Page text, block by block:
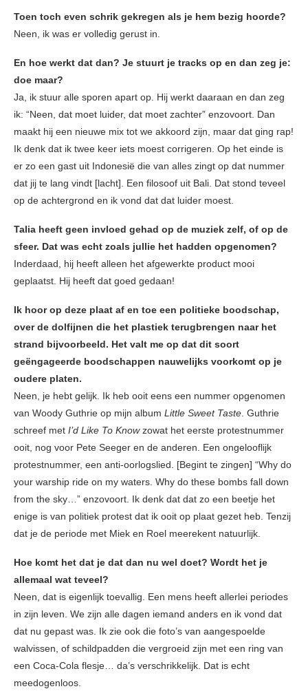
Toen toch even schrik gekregen als je hem bezig hoorde?
Neen, ik was er volledig gerust in.
En hoe werkt dat dan? Je stuurt je tracks op en dan zeg je:
doe maar?
Ja, ik stuur alle sporen apart op. Hij werkt daaraan en dan zeg
ik: “Neen, dat moet luider, dat moet zachter” enzovoort. Dan
maakt hij een nieuwe mix tot we akkoord zijn, maar dat ging rap!
Ik denk dat ik twee keer iets moest corrigeren. Op het einde is
er zo een gast uit Indonesië die van alles zingt op dat nummer
dat jij te lang vindt [lacht]. Een filosoof uit Bali. Dat stond teveel
op de achtergrond en ik vond dat dat luider moest.
Talia heeft geen invloed gehad op de muziek zelf, of op de
sfeer. Dat was echt zoals jullie het hadden opgenomen?
Inderdaad, hij heeft alleen het afgewerkte product mooi
geplaatst. Hij heeft dat goed gedaan!
Ik hoor op deze plaat af en toe een politieke boodschap,
over de dolfijnen die het plastiek terugbrengen naar het
strand bijvoorbeeld. Het valt me op dat dit soort
geëngageerde boodschappen nauwelijks voorkomt op je
oudere platen.
Neen, je hebt gelijk. Ik heb ooit eens een nummer opgenomen
van Woody Guthrie op mijn album Little Sweet Taste . Guthrie
schreef met I’d Like To Knowzowat het eerste protestnummer
ooit, nog voor Pete Seeger en de anderen. Een ongelooflijk
protestnummer, een anti-oorlogslied. [Begint te zingen] “Why do
your warship ride on my waters. Why do these bombs fall down
from the sky…” enzovoort. Ik denk dat dat zo een beetje het
enige is van politiek protest dat ik ooit op plaat gezet heb. Tenzij
dat je de periode met Miek en Roel meerekent natuurlijk.
Hoe komt het dat je dat dan nu wel doet? Wordt het je
allemaal wat teveel?
Neen, dat is eigenlijk toevallig. Een mens heeft allerlei periodes
in zijn leven. We zijn alle dagen iemand anders en ik vond dat
dat nu gepast was. Ik zie ook die foto’s van aangespoelde
walvissen, of schildpadden die vergroeid zijn met een ring van
een Coca-Cola flesje… da’s verschrikkelijk. Dat is echt
meedogenloos.